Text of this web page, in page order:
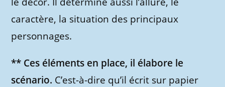
caractère, la situation des principaux
personnages.
** Ces éléments en place, il élabore le
scénario. C’est-à-dire qu’il écrit sur papier